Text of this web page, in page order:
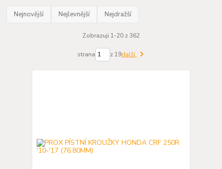
Nejnovější Nejlevnější Nejdražší
Zobrazuji 1-20 z 362
strana z 19další